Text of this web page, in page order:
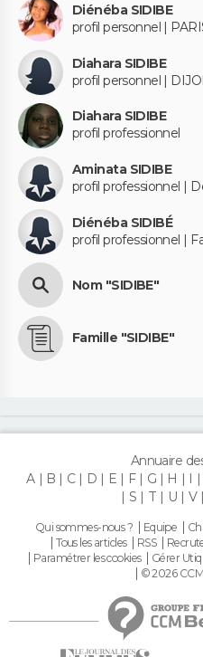
Diénéba SIDIBE
profil personnel |
Diahara SIDIBE
profil personnel |
Diahara SIDIBE
profil professionnel
Aminata SIDIBE
profil professionnel |
Diénéba SIDIBÉ
profil professionnel |
Nom "SIDIBE"
Famille "SIDIBE"
Annuaire
A
B C D E F G H I
S
T U V
Qui sommes-nous ? Equipe
Tous les articles
RSS
Paramétrer les cookies
Gérer Utiq
© 2026